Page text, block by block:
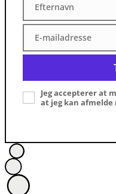
Efternavn
Efternavn
mailadresse
E-mailadresse
Jeg accepterer at
at jeg kan